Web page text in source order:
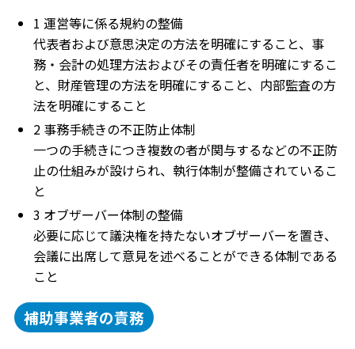
1 運営等に係る規約の整備
代表者および意思決定の方法を明確にすること、事
務・会計の処理方法およびその責任者を明確にするこ
と、財産管理の方法を明確にすること、内部監査の方
法を明確にすること
2 事務手続きの不正防止体制
一つの手続きにつき複数の者が関与するなどの不正防
止の仕組みが設けられ、執行体制が整備されているこ
と
3 オブザーバー体制の整備
必要に応じて議決権を持たないオブザーバーを置き、
会議に出席して意見を述べることができる体制である
こと
補助事業者の責務